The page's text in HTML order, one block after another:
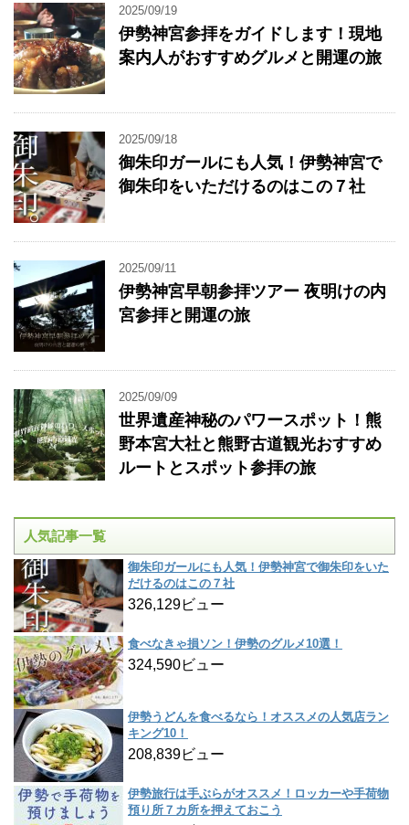
2025/09/19
伊勢神宮参拝をガイドします！現地
案内人がおすすめグルメと開運の旅
2025/09/18
御朱印ガールにも人気！伊勢神宮で
御朱印をいただけるのはこの７社
2025/09/11
伊勢神宮早朝参拝ツアー 夜明けの内
宮参拝と開運の旅
2025/09/09
世界遺産神秘のパワースポット！熊
野本宮大社と熊野古道観光おすすめ
ルートとスポット参拝の旅
人気記事一覧
御朱印ガールにも人気！伊勢神宮で御朱印をいた
だけるのはこの７社
326,129ビュー
食べなきゃ損ソン！伊勢のグルメ10選！
324,590ビュー
伊勢うどんを食べるなら！オススメの人気店ラン
キング10！
208,839ビュー
伊勢旅行は手ぶらがオススメ！ロッカーや手荷物
預り所７カ所を押えておこう